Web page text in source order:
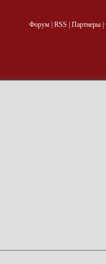
Форум| RSS Партнеры|